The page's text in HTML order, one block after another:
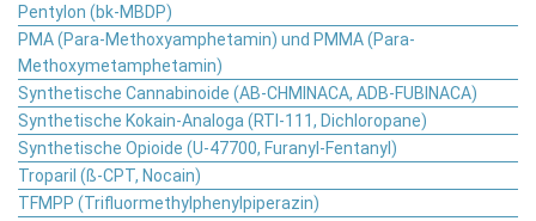
Pentylon (bk-MBDP)
PMA (Para-Methoxyamphetamin) und PMMA (Para-
Methoxymetamphetamin)
Synthetische Cannabinoide (AB-CHMINACA, ADB-FUBINACA)
Synthetische Kokain-Analoga (RTI-111, Dichloropane)
Synthetische Opioide (U-47700, Furanyl-Fentanyl)
Troparil (ß-CPT, Nocain)
TFMPP (Trifluormethylphenylpiperazin)